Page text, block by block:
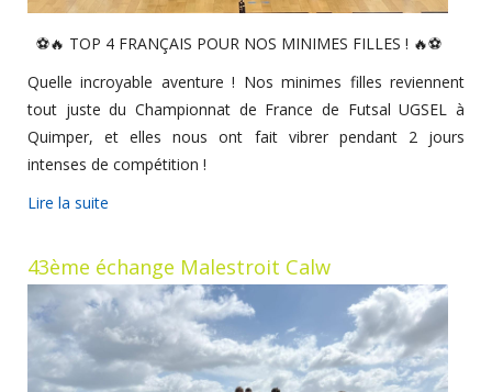
⚽🔥 TOP 4 FRANÇAIS POUR NOS MINIMES FILLES ! 🔥⚽
Quelle incroyable aventure ! Nos minimes filles reviennent
tout juste du Championnat de France de Futsal UGSEL à
Quimper, et elles nous ont fait vibrer pendant 2 jours
intenses de compétition !
Lire la suite
43ème échange Malestroit Calw